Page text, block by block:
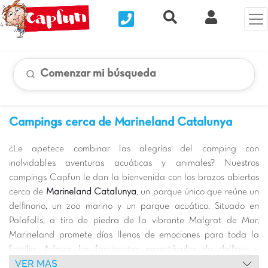
Nous contacterRecherche rapide
Mi
Comenzar mi búsqueda
Campings cerca de Marineland Catalunya
¿Le apetece combinar las alegrías del camping con
inolvidables aventuras acuáticas y animales? Nuestros
campings Capfun le dan la bienvenida con los brazos abiertos
cerca de Marineland Catalunya, un parque único que reúne un
delfinario, un zoo marino y un parque acuático. Situado en
Palafolls, a tiro de piedra de la vibrante Malgrat de Mar,
Marineland promete días llenos de emociones para toda la
familia. Admire los fascinantes espectáculos de delfines y
leones marinos, descubra una multitud de especies marinas y
VER MAS